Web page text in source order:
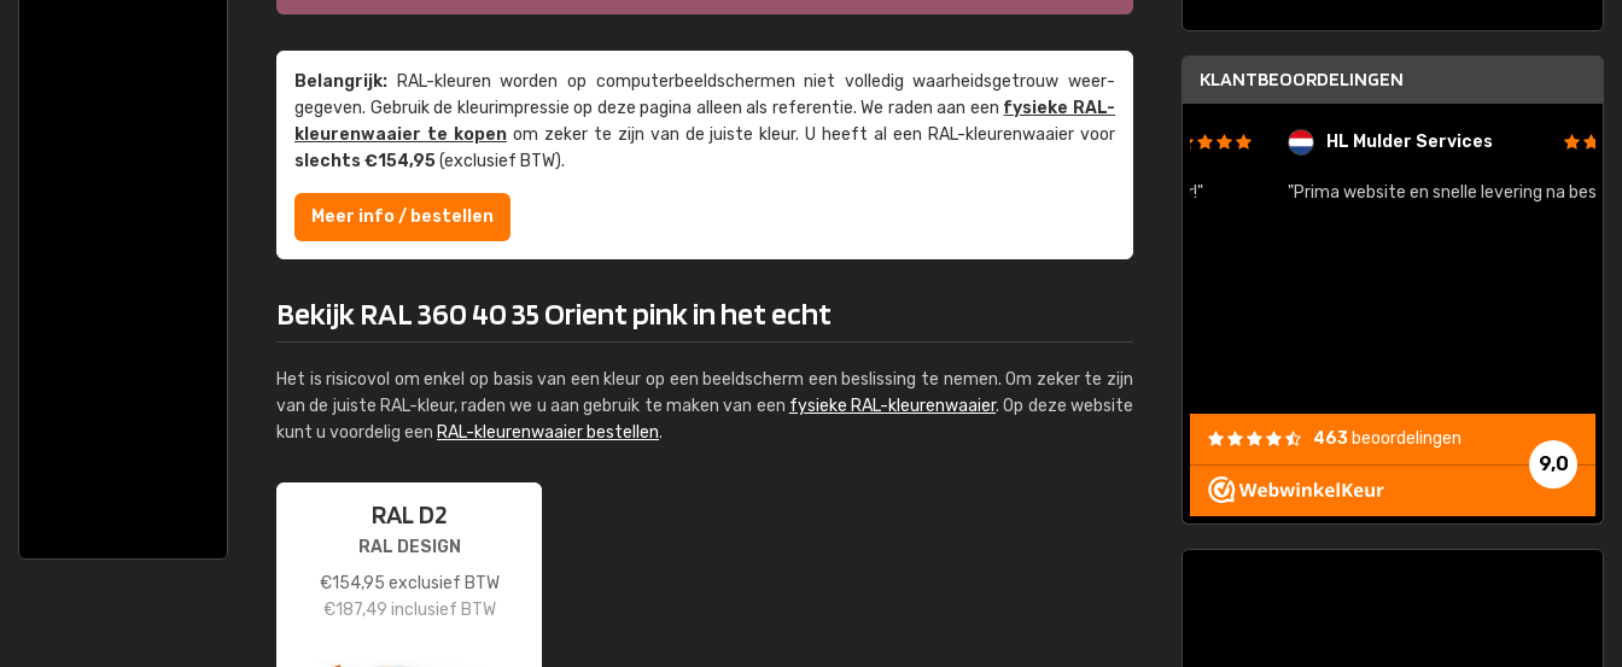
Belangrijk: RAL-kleuren worden op computer­beeld­schermen niet volledig waarheids­­getrouw weer­
gegeven. Gebruik de kleur­impressie op deze pagina alleen als referentie. We raden aan een fysieke RAL-
kleuren­waaier te kopenom zeker te zijn van de juiste kleur. U heeft al een RAL-kleuren­waaier voor
slechts €154,95(exclusief BTW).
Meer info / bestellen
Bekijk RAL 360 40 35 Orient pink in het echt
Het is risicovol om enkel op basis van een kleur op een beeldscherm een beslissing te nemen. Om zeker te zijn
van de juiste RAL-kleur, raden we u aan gebruik te maken van een fysieke RAL-kleurenwaaier. Op deze website
kunt u voordelig een RAL-kleurenwaaier bestellen.
RAL D2
RAL DESIGN
€154,95 exclusief BTW
€187,49 inclusief BTW
KLANTBEOORDELINGEN
Kambier BV HL Mulder Services
"Prima website en snelle levering na bestelling"
9,0
463 beoordelingen